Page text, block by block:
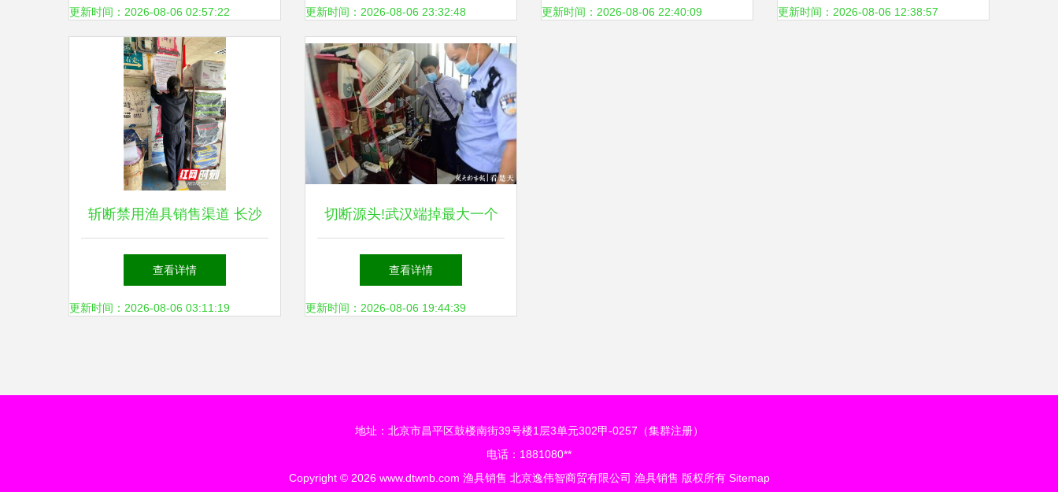
更新时间：2026-08-06 02:57:22 更新时间：2026-08-06 23:32:48 更新时间：2026-08-06 22:40:09 更新时间：2026-08-06 12:38:57
斩断禁用渔具销售渠道 长沙
多部门联合执法保生态
查看详情
更新时间：2026-08-06 03:11:19
切断源头!武汉端掉最大一个
销售禁用渔具窝点
查看详情
更新时间：2026-08-06 19:44:39
地址：北京市昌平区鼓楼南街39号楼1层3单元302甲-0257（集群注册）
电话：1881080**
Copyright © 2026 www.dtwnb.com 渔具销售 北京逸伟智商贸有限公司 渔具销售 版权所有 Sitemap